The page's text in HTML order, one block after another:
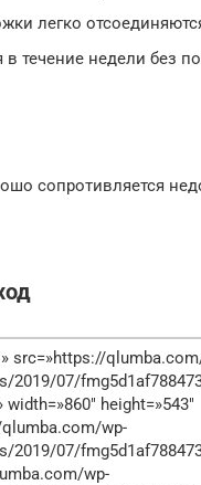
легко
в течение недели без
сопротивляется
src=»https://
2019/07/
height=»543″
wp-
2019/07/
wp-